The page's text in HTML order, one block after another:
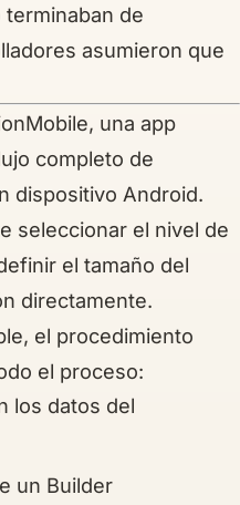
de
asumieron que
, una app
completo de
dispositivo Android.
seleccionar el nivel de
el tamaño del
directamente.
el procedimiento
el proceso:
los datos del
un Builder